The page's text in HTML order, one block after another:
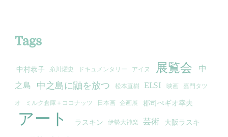
Tags
中村恭子 糸川燿史 ドキュメンタリー アイヌ 展覧会
中
之島
中之島に鼬を放つ 松本直樹 ELSI 映画 嘉門タツ
オ ミルク倉庫＋ココナッツ 日本画 企画展 郡司ぺギオ幸夫
アート ラスキン 伊勢大神楽 芸術
大阪ラスキ